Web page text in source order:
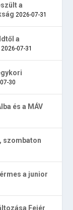
a
2026-07-31
a
2026-07-31
30
és a MÁV
szombaton
a junior
Fejér